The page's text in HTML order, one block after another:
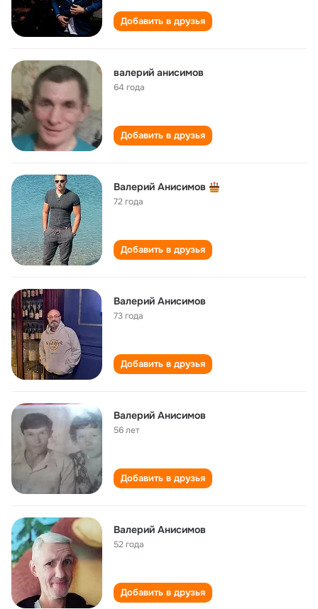
Добавить в друзья
валерий анисимов
64 года
Добавить в друзья
Валерий Анисимов
72 года
Добавить в друзья
Валерий Анисимов
73 года
Добавить в друзья
Валерий Анисимов
56 лет
Добавить в друзья
Валерий Анисимов
52 года
Добавить в друзья